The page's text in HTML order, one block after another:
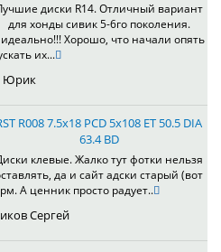
диски R14. Отличный вариант
для хонды сивик 5-6го поколения.
Хорошо, что начали опять
их...
Юрик
R008 7.5x18 PCD 5x108 ET 50.5 DIA
63.4 BD
клевые. Жалко тут фотки нельзя
да и сайт адски старый (вот
А ценник просто радует..
Сергей